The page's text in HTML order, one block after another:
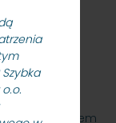
wstawek
380, znak
Sp. z o.o.
przedmiotem